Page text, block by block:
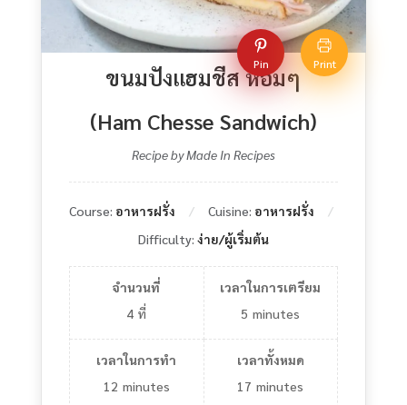
Pin Print
ขนมปังแฮมชีส หอมๆ
(Ham Chesse Sandwich)
Recipe by Made In Recipes
Course: อาหารฝรั่ง Cuisine: อาหารฝรั่ง
Difficulty: ง่าย/ผู้เริ่มต้น
จำนวนที่
4 ที่
เวลาในการเตรียม
5 minutes
เวลาในการทำ
12 minutes
เวลาทั้งหมด
17 minutes